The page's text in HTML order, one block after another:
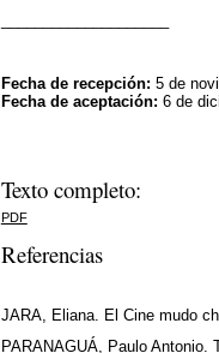
Fecha de recepción: 5 de
Fecha de aceptación: 6 de
Texto completo:
PDF
Referencias
JARA, Eliana. El Cine mudo
PARANAGUÁ, Paulo Antonio.